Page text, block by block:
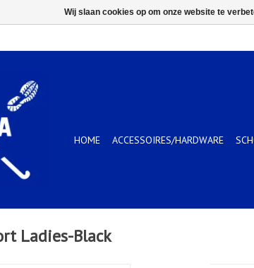
HOME ACCESSOIRES/HARDWARE
Ladies-Black
Wij slaan cookies op om onze website te